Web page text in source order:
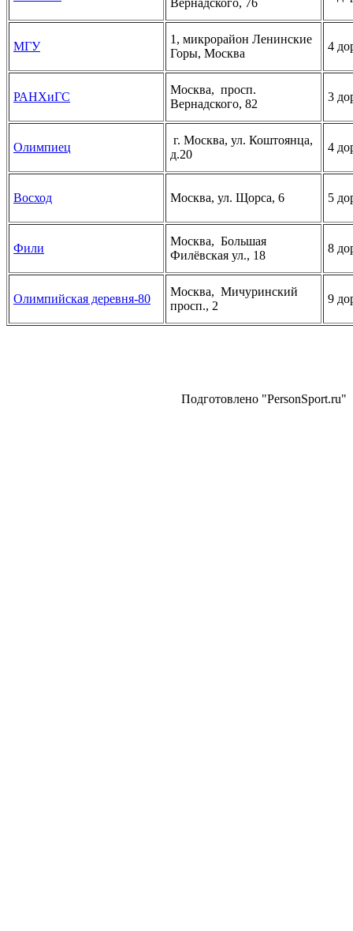
Вернадского, 76
МГУ
1, микрорайон Ленинские
Горы, Москва
4
РАНХиГС
Москва, просп.
Вернадского, 82
3
Олимпиец
г. Москва, ул. Коштоянца,
д.20
4
Восход Москва, ул. Щорса, 6 5
Фили
Москва, Большая
Филёвская ул., 18
8
Олимпийская деревня-80
Москва, Мичуринский
просп., 2
9
Подготовлено "PersonSport.ru"